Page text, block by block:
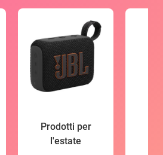
Prodotti per
l'estate